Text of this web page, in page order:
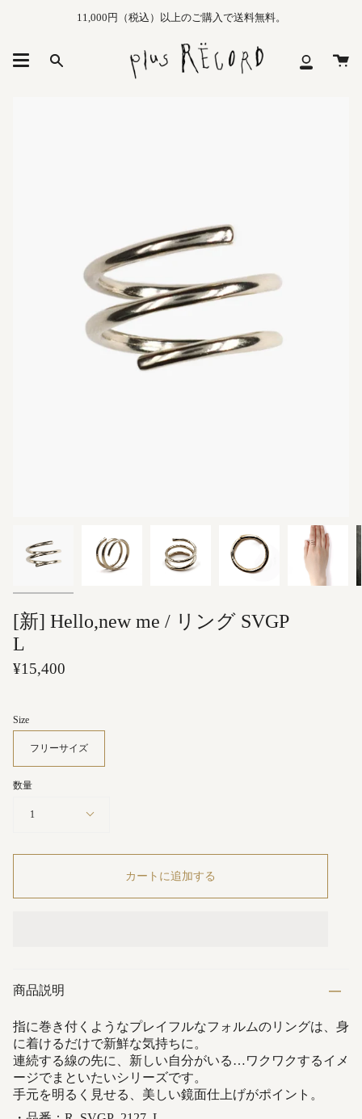
11,000円（税込）以上のご購入で送料無料。
Search
マ
カ
[新] Hello,new me / リング SVGP
L
¥15,400
Size
フリーサイズ
数量
1
カートに追加する
商品説明
指に巻き付くようなプレイフルなフォルムのリングは、身
に着けるだけで新鮮な気持ちに。
連続する線の先に、新しい自分がいる…ワクワクするイメ
ージでまといたいシリーズです。
手元を明るく見せる、美しい鏡面仕上げがポイント。